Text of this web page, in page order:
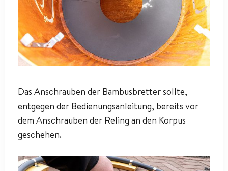
Das Anschrauben der Bambusbretter sollte,
entgegen der Bedienungsanleitung, bereits vor
dem Anschrauben der Reling an den Korpus
geschehen.